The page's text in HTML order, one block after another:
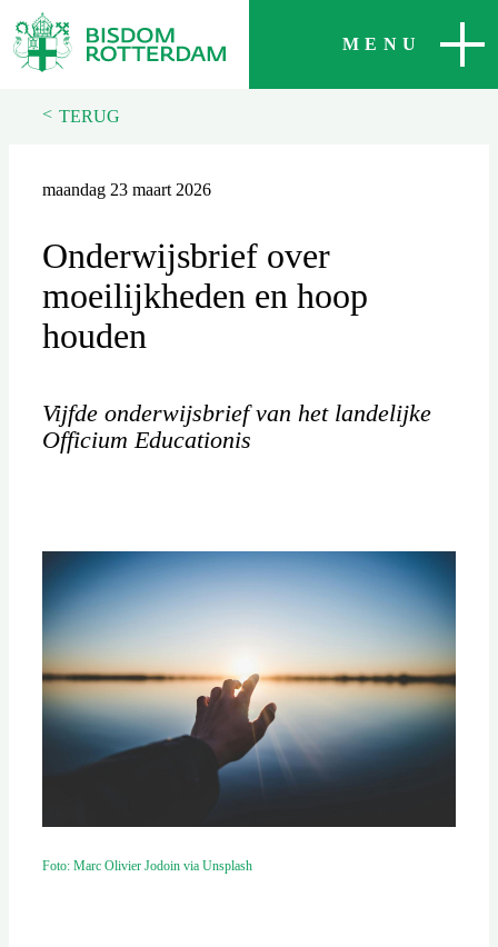
MENU
SLUITEN
< TERUG
maandag 23 maart 2026
Onderwijsbrief over
moeilijkheden en hoop
houden
Vijfde onderwijsbrief van het landelijke
Officium Educationis
Foto: Marc Olivier Jodoin via Unsplash